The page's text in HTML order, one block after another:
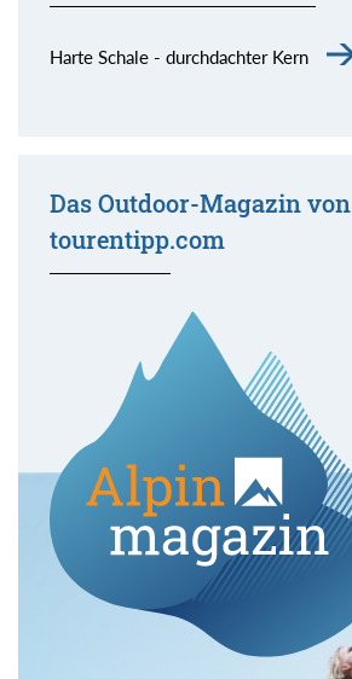
Harte Schale - durchdachter Kern
Das Outdoor-Magazin von
tourentipp.com